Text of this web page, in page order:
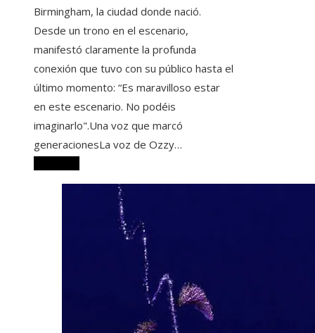
Birmingham, la ciudad donde nació.
Desde un trono en el escenario,
manifestó claramente la profunda
conexión que tuvo con su público hasta el
último momento: “Es maravilloso estar
en este escenario. No podéis
imaginarlo".Una voz que marcó
generacionesLa voz de Ozzy…